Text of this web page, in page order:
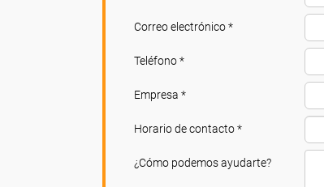
Correo electrónico *
Teléfono *
Empresa *
Horario de contacto *
¿Cómo podemos ayudarte?